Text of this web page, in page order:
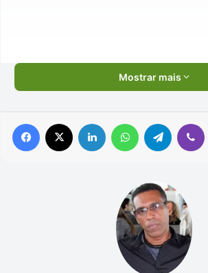
Mostrar mais
Facebook Linkedin WhatsAppTelegram